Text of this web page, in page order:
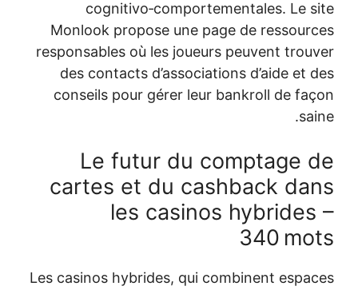
Monlook propose une page
responsables où les joueurs
des contacts d’associations
conseils pour gérer leur
Le futur du
cartes et du
les casinos
Les casinos hybrides, qui